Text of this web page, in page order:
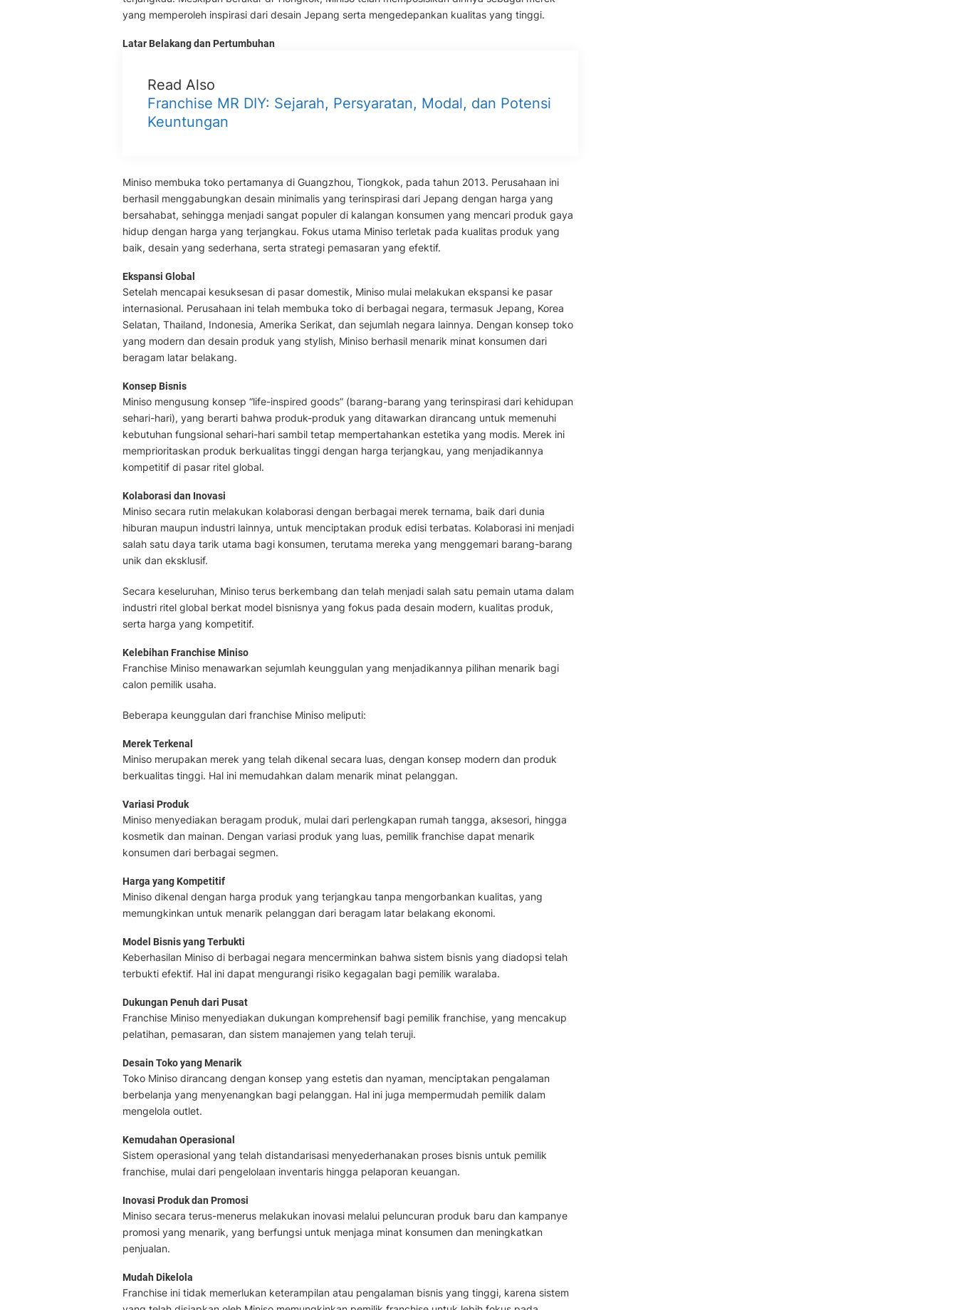
yang memperoleh inspirasi dari desain Jepang serta mengedepankan kualitas yang tinggi.
Latar Belakang dan Pertumbuhan
Read Also
Franchise MR DIY: Sejarah, Persyaratan, Modal, dan Potensi
Keuntungan
Miniso membuka toko pertamanya di Guangzhou, Tiongkok, pada tahun 2013. Perusahaan ini
berhasil menggabungkan desain minimalis yang terinspirasi dari Jepang dengan harga yang
bersahabat, sehingga menjadi sangat populer di kalangan konsumen yang mencari produk gaya
hidup dengan harga yang terjangkau. Fokus utama Miniso terletak pada kualitas produk yang
baik, desain yang sederhana, serta strategi pemasaran yang efektif.
Ekspansi Global
Setelah mencapai kesuksesan di pasar domestik, Miniso mulai melakukan ekspansi ke pasar
internasional. Perusahaan ini telah membuka toko di berbagai negara, termasuk Jepang, Korea
Selatan, Thailand, Indonesia, Amerika Serikat, dan sejumlah negara lainnya. Dengan konsep toko
yang modern dan desain produk yang stylish, Miniso berhasil menarik minat konsumen dari
beragam latar belakang.
Konsep Bisnis
Miniso mengusung konsep “life-inspired goods” (barang-barang yang terinspirasi dari kehidupan
sehari-hari), yang berarti bahwa produk-produk yang ditawarkan dirancang untuk memenuhi
kebutuhan fungsional sehari-hari sambil tetap mempertahankan estetika yang modis. Merek ini
memprioritaskan produk berkualitas tinggi dengan harga terjangkau, yang menjadikannya
kompetitif di pasar ritel global.
Kolaborasi dan Inovasi
Miniso secara rutin melakukan kolaborasi dengan berbagai merek ternama, baik dari dunia
hiburan maupun industri lainnya, untuk menciptakan produk edisi terbatas. Kolaborasi ini menjadi
salah satu daya tarik utama bagi konsumen, terutama mereka yang menggemari barang-barang
unik dan eksklusif.
Secara keseluruhan, Miniso terus berkembang dan telah menjadi salah satu pemain utama dalam
industri ritel global berkat model bisnisnya yang fokus pada desain modern, kualitas produk,
serta harga yang kompetitif.
Kelebihan Franchise Miniso
Franchise Miniso menawarkan sejumlah keunggulan yang menjadikannya pilihan menarik bagi
calon pemilik usaha.
Beberapa keunggulan dari franchise Miniso meliputi:
Merek Terkenal
Miniso merupakan merek yang telah dikenal secara luas, dengan konsep modern dan produk
berkualitas tinggi. Hal ini memudahkan dalam menarik minat pelanggan.
Variasi Produk
Miniso menyediakan beragam produk, mulai dari perlengkapan rumah tangga, aksesori, hingga
kosmetik dan mainan. Dengan variasi produk yang luas, pemilik franchise dapat menarik
konsumen dari berbagai segmen.
Harga yang Kompetitif
Miniso dikenal dengan harga produk yang terjangkau tanpa mengorbankan kualitas, yang
memungkinkan untuk menarik pelanggan dari beragam latar belakang ekonomi.
Model Bisnis yang Terbukti
Keberhasilan Miniso di berbagai negara mencerminkan bahwa sistem bisnis yang diadopsi telah
terbukti efektif. Hal ini dapat mengurangi risiko kegagalan bagi pemilik waralaba.
Dukungan Penuh dari Pusat
Franchise Miniso menyediakan dukungan komprehensif bagi pemilik franchise, yang mencakup
pelatihan, pemasaran, dan sistem manajemen yang telah teruji.
Desain Toko yang Menarik
Toko Miniso dirancang dengan konsep yang estetis dan nyaman, menciptakan pengalaman
berbelanja yang menyenangkan bagi pelanggan. Hal ini juga mempermudah pemilik dalam
mengelola outlet.
Kemudahan Operasional
Sistem operasional yang telah distandarisasi menyederhanakan proses bisnis untuk pemilik
franchise, mulai dari pengelolaan inventaris hingga pelaporan keuangan.
Inovasi Produk dan Promosi
Miniso secara terus-menerus melakukan inovasi melalui peluncuran produk baru dan kampanye
promosi yang menarik, yang berfungsi untuk menjaga minat konsumen dan meningkatkan
penjualan.
Mudah Dikelola
Franchise ini tidak memerlukan keterampilan atau pengalaman bisnis yang tinggi, karena sistem